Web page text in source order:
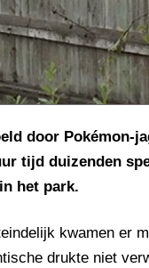
door Pokémon-
tijd duizenden
het park.
kwamen er
drukte niet